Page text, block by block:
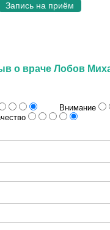
Запись на приём
о враче Лобов
Внимание